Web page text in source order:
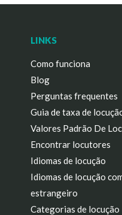
LINKS
Como funciona
Blog
Perguntas frequentes
Guia de taxa de
Valores Padrão De
Encontrar locutores
Idiomas de locução
Idiomas de locução
estrangeiro
Categorias de locução